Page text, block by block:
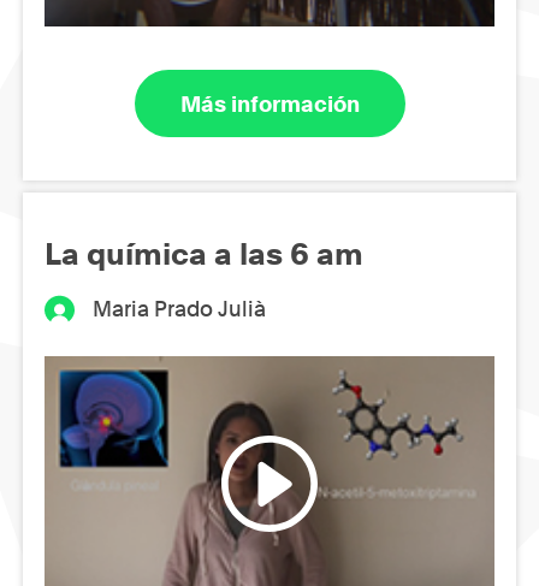
Más información
La química a las 6 am
Maria Prado Julià